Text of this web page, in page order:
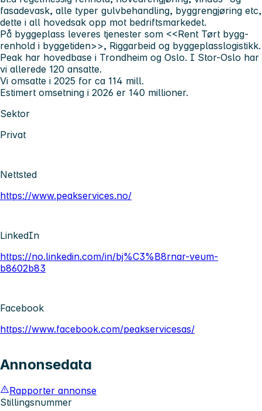
fasadevask, alle typer gulvbehandling, byggrengjøring etc,
dette i all hovedsak opp mot bedriftsmarkedet.
På byggeplass leveres tjenester som <<Rent Tørt bygg-
renhold i byggetiden>>, Riggarbeid og byggeplasslogistikk.
Peak har hovedbase i Trondheim og Oslo. I Stor-Oslo har
vi allerede 120 ansatte.
Vi omsatte i 2025 for ca 114 mill.
Estimert omsetning i 2026 er 140 millioner.
Sektor
Privat
Nettsted
https://www.peakservices.no/
LinkedIn
https://no.linkedin.com/in/bj%C3%B8rnar-veum-
b8602b83
Facebook
https://www.facebook.com/peakservicesas/
Annonsedata
Rapporter annonse
Stillingsnummer